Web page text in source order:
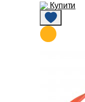
Купити